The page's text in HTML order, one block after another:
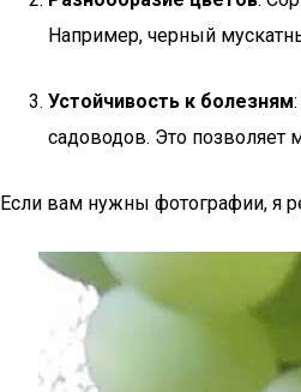
Например, черный
Устойчивость к болезням
садоводов. Это позволяет
Если вам нужны фотографии, я